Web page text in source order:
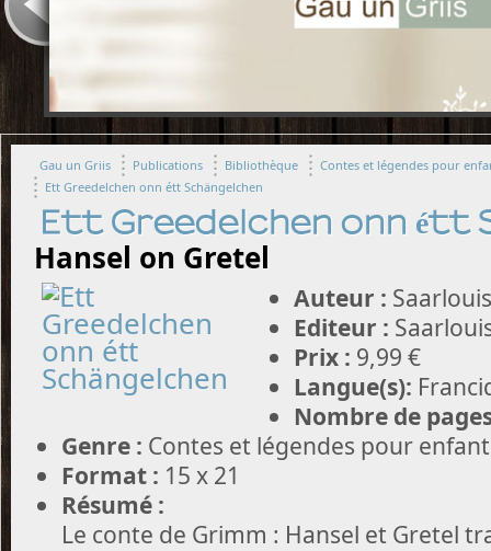
Gau un Griis Publications Bibliothèque
Contes et légendes pour
Ett Greedelchen onn étt Schängelchen
Ett Greedelchen onn étt
Hansel on Gretel
Auteur :
Editeur :
Prix : 9,99 €
Langue(s):
Nombre de
Genre : Contes et légendes pour
Format : 15 x 21
Résumé :
Le conte de Grimm : Hansel et Gretel